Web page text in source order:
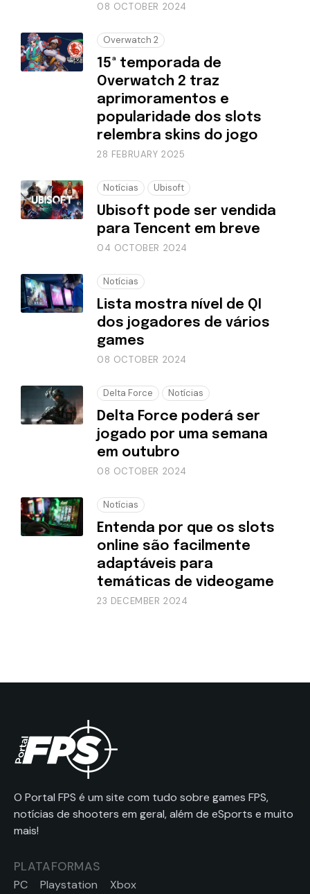
08 OCTOBER 2024
Overwatch 2
15ª temporada de
Overwatch 2 traz
aprimoramentos e
popularidade dos slots
relembra skins do jogo
28 FEBRUARY 2025
Notícias Ubisoft
Ubisoft pode ser vendida
para Tencent em breve
04 OCTOBER 2024
Notícias
Lista mostra nível de QI
dos jogadores de vários
games
08 OCTOBER 2024
Delta Force Notícias
Delta Force poderá ser
jogado por uma semana
em outubro
08 OCTOBER 2024
Notícias
Entenda por que os slots
online são facilmente
adaptáveis para
temáticas de videogame
23 DECEMBER 2024
O Portal FPS é um site com tudo sobre games FPS,
notícias de shooters em geral, além de eSports e muito
mais!
PLATAFORMAS
PC Playstation Xbox